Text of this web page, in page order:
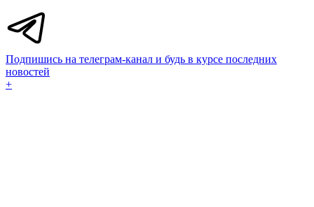
Подпишись на телеграм-канал и будь в курсе последних
новостей
+